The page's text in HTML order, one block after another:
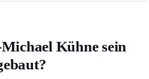
Kühne sein